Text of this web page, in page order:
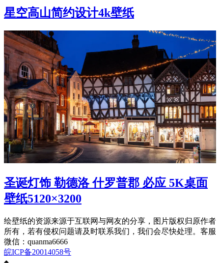
星空高山简约设计4k壁纸
圣诞灯饰 勒德洛 什罗普郡 必应 5K桌面
壁纸5120×3200
绘壁纸的资源来源于互联网与网友的分享，图片版权归原作者
所有，若有侵权问题请及时联系我们，我们会尽快处理。客服
微信：quanma6666
皖ICP备20014058号